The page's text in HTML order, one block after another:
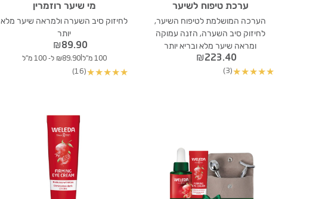
ערכת טיפוח לשיער
הערכה המושלמת לטיפוח השיער,
לחיזוק סיב השערה, הזנה עמוקה
ומראה שיער מלא ובריא יותר
₪223.40
★
★
★
★
★
(3)
מי שיער רוזמרין
לחיזוק סיב השערה ולמראה שיער מלא
יותר
₪89.90
100 מ"ל |₪89.90 ל- 100 מ"ל
★
★
★
★
★
(16)